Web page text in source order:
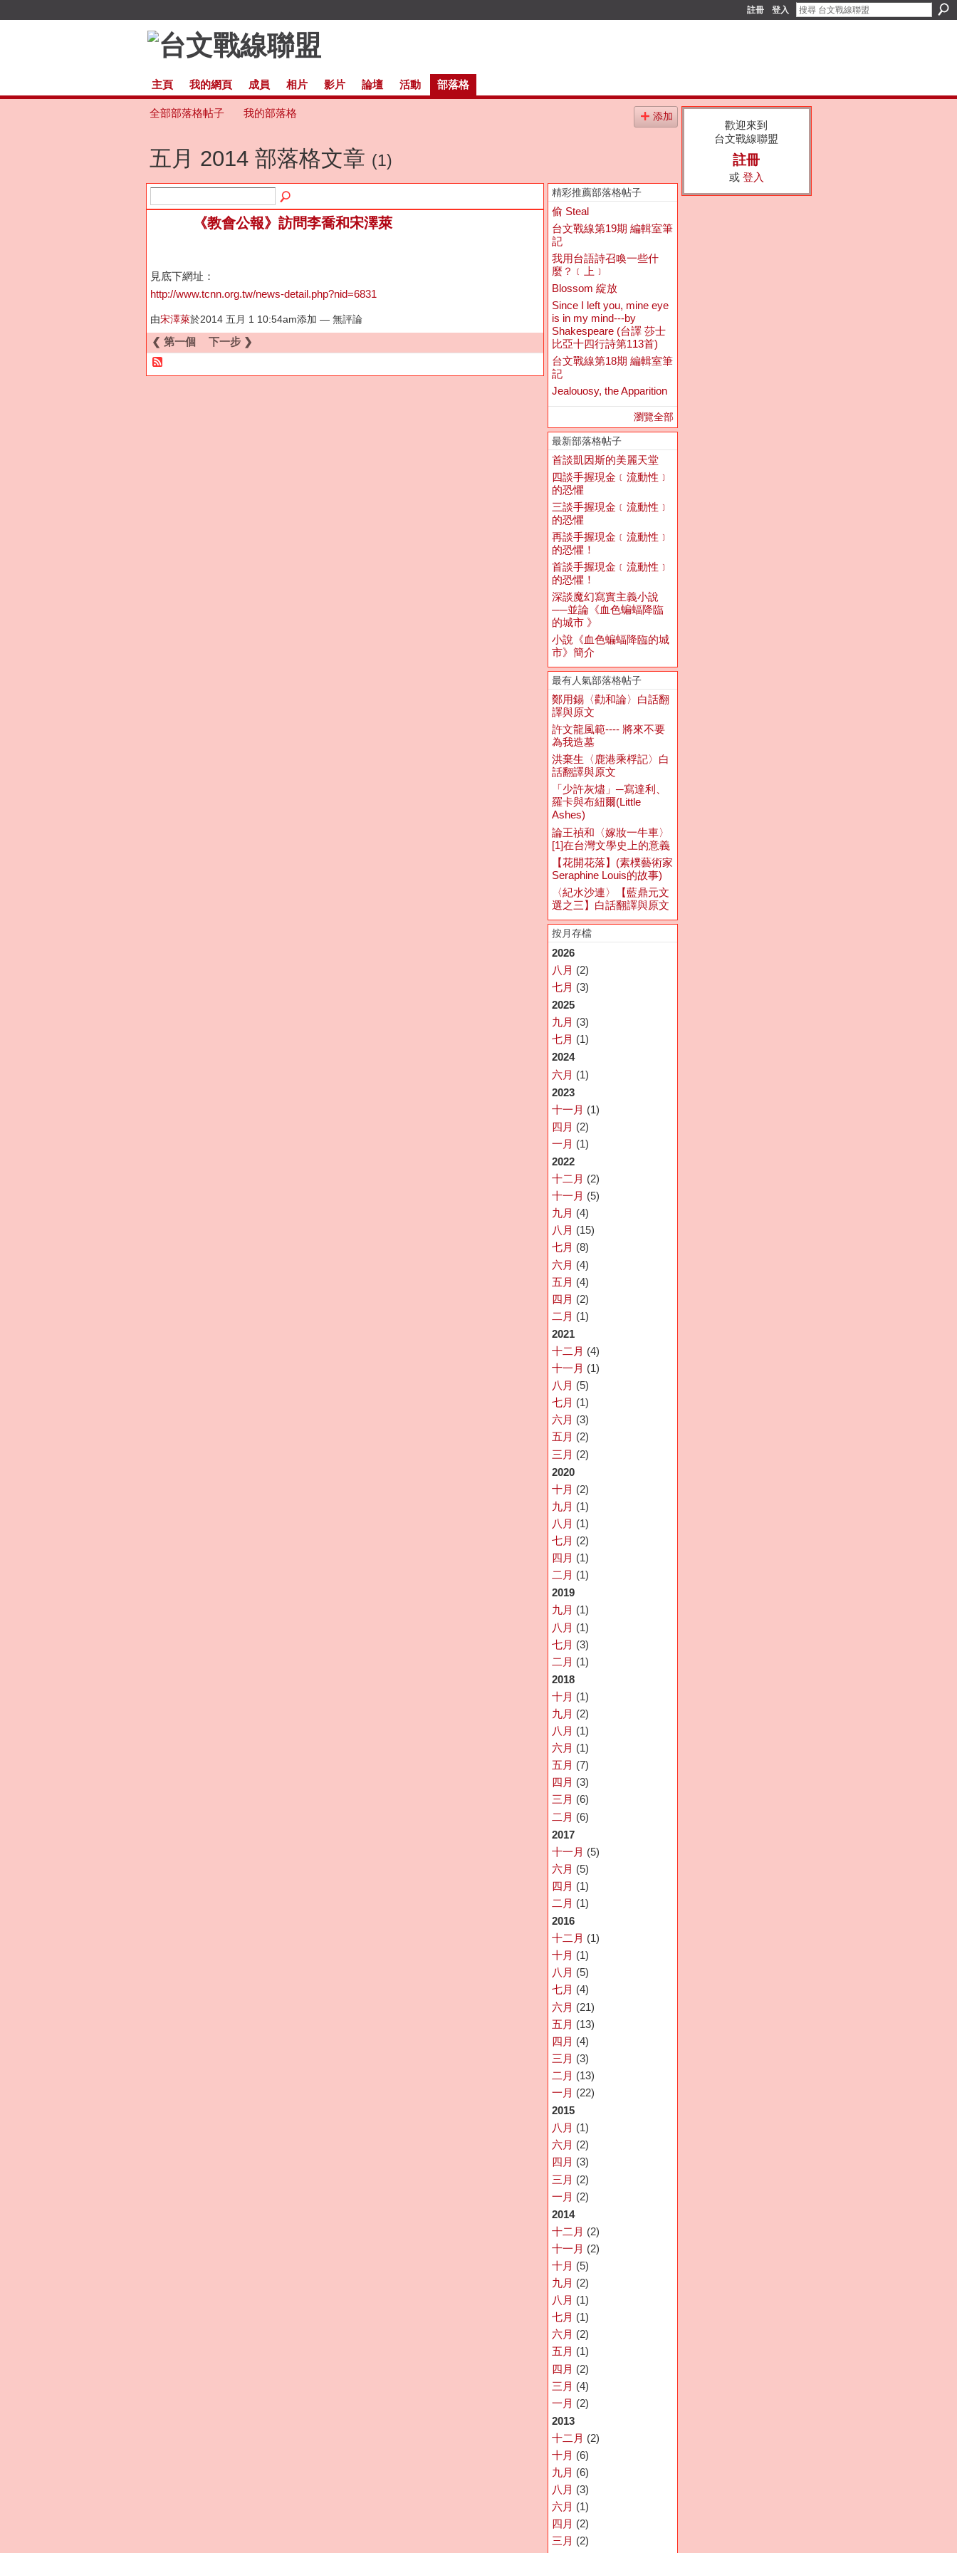
註冊 登入
主頁 我的網頁 成員 相片 影片 論壇 活動 部落格
全部部落格帖子 我的部落格 添加
五月 2014 部落格文章 (1)
《教會公報》訪問李喬和宋澤萊
見底下網址：
http://www.tcnn.org.tw/news-detail.php?nid=6831
由宋澤萊於2014 五月 1 10:54am添加 — 無評論
❮ 第一個 下一步 ❯
精彩推薦部落格帖子
偷 Steal
台文戰線第19期 編輯室筆
記
我用台語詩召喚一些什
麼？﹝上﹞
Blossom 綻放
Since I left you, mine eye
is in my mind---by
Shakespeare (台譯 莎士
比亞十四行詩第113首)
台文戰線第18期 編輯室筆
記
Jealouosy, the Apparition
瀏覽全部
最新部落格帖子
首談凱因斯的美麗天堂
四談手握現金﹝流動性﹞
的恐懼
三談手握現金﹝流動性﹞
的恐懼
再談手握現金﹝流動性﹞
的恐懼！
首談手握現金﹝流動性﹞
的恐懼！
深談魔幻寫實主義小說
──並論《血色蝙蝠降臨
的城市 》
小說《血色蝙蝠降臨的城
市》簡介
最有人氣部落格帖子
鄭用錫〈勸和論〉白話翻
譯與原文
許文龍風範---- 將來不要
為我造墓
洪棄生〈鹿港乘桴記〉白
話翻譯與原文
「少許灰燼」─寫達利、
羅卡與布紐爾(Little
Ashes)
論王禎和〈嫁妝一牛車〉
[1]在台灣文學史上的意義
【花開花落】(素樸藝術家
Seraphine Louis的故事)
〈紀水沙連〉【藍鼎元文
選之三】白話翻譯與原文
按月存檔
2026
八月 (2)
七月 (3)
2025
九月 (3)
七月 (1)
2024
六月 (1)
2023
十一月 (1)
四月 (2)
一月 (1)
2022
十二月 (2)
十一月 (5)
九月 (4)
八月 (15)
七月 (8)
六月 (4)
五月 (4)
四月 (2)
二月 (1)
2021
十二月 (4)
十一月 (1)
八月 (5)
七月 (1)
六月 (3)
五月 (2)
三月 (2)
2020
十月 (2)
九月 (1)
八月 (1)
七月 (2)
四月 (1)
二月 (1)
2019
九月 (1)
八月 (1)
七月 (3)
二月 (1)
2018
十月 (1)
九月 (2)
八月 (1)
六月 (1)
五月 (7)
四月 (3)
三月 (6)
二月 (6)
2017
十一月 (5)
六月 (5)
四月 (1)
二月 (1)
2016
十二月 (1)
十月 (1)
八月 (5)
七月 (4)
六月 (21)
五月 (13)
四月 (4)
三月 (3)
二月 (13)
一月 (22)
2015
八月 (1)
六月 (2)
四月 (3)
三月 (2)
一月 (2)
2014
十二月 (2)
十一月 (2)
十月 (5)
九月 (2)
八月 (1)
七月 (1)
六月 (2)
五月 (1)
四月 (2)
三月 (4)
一月 (2)
2013
十二月 (2)
十月 (6)
九月 (6)
八月 (3)
六月 (1)
四月 (2)
三月 (2)
歡迎來到
台文戰線聯盟
註冊
或 登入